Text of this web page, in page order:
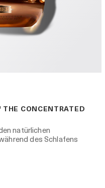
CONCENTRATED
natürlichen
des Schlafens